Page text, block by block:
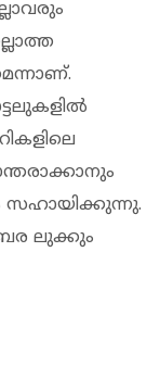
സഹായിക്കുന്നു.
ലുക്കും